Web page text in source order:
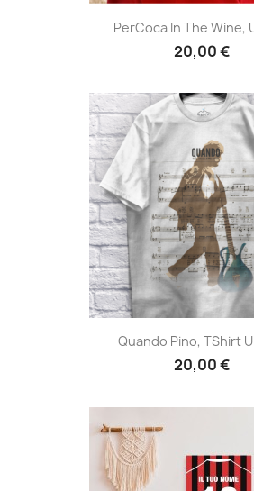
PerCoca In The Wine,
20,00 €
Quando Pino, TShirt
20,00 €